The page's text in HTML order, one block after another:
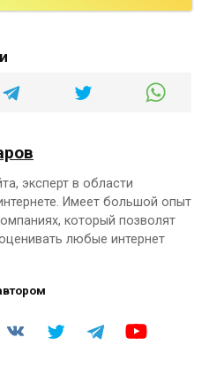
эксперт в области
Имеет большой опыт
который позволят
любые интернет